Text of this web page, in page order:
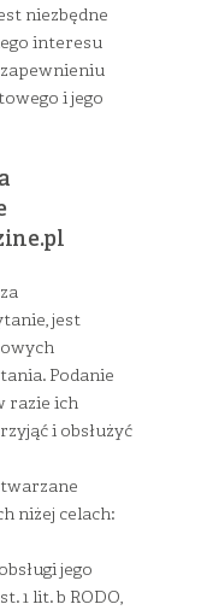
niezbędne
interesu
i jego
jest
Podanie
razie ich
i obsłużyć
niżej celach:
jego
1 lit. b RODO,